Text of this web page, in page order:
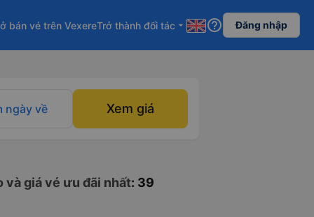
bán vé trên VexereTrở thành đối tác arrow_drop_down help_outline Đăng nhập
ngày về Xem giá
và giá vé ưu đãi nhất: 39